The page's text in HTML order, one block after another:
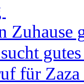
Zuhause
für Zaza